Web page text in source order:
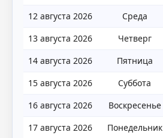
12 августа 2026
Среда
13 августа 2026
Четверг
14 августа 2026
Пятница
15 августа 2026
Суббота
16 августа 2026
Воскресенье
17 августа 2026
Понедельник